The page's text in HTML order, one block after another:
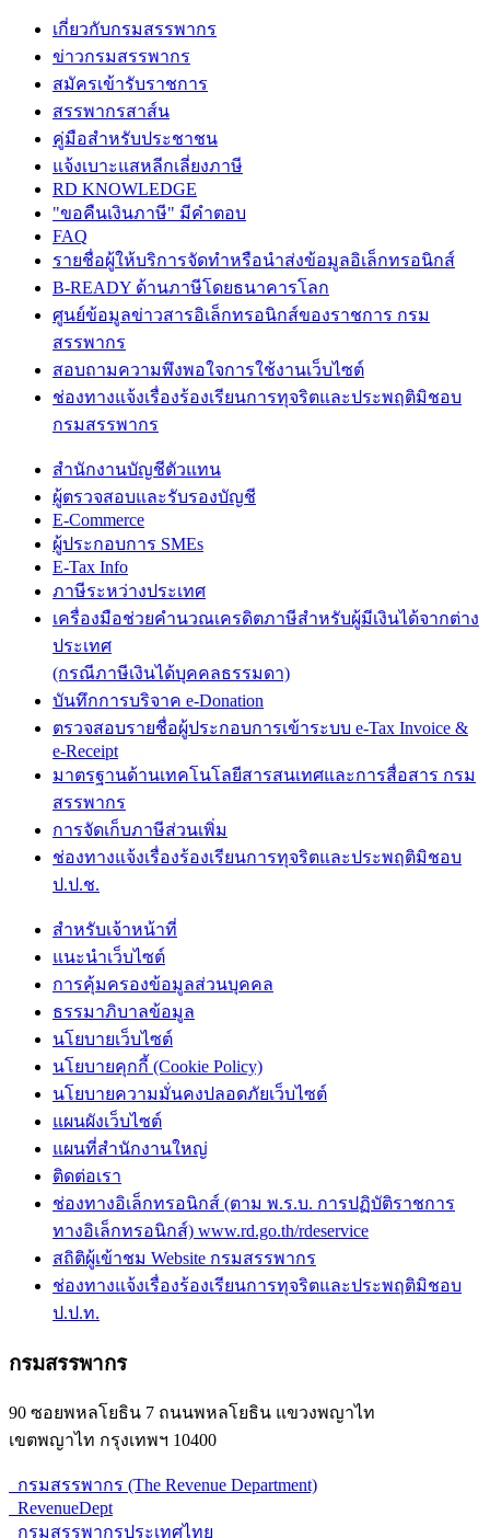
เกี่ยวกับกรมสรรพากร
ข่าวกรมสรรพากร
สมัครเข้ารับราชการ
สรรพากรสาส์น
คู่มือสำหรับประชาชน
แจ้งเบาะแสหลีกเลี่ยงภาษี
RD KNOWLEDGE
"ขอคืนเงินภาษี" มีคำตอบ
FAQ
รายชื่อผู้ให้บริการจัดทำหรือนำส่งข้อมูลอิเล็กทรอนิกส์
B-READY ด้านภาษีโดยธนาคารโลก
ศูนย์ข้อมูลข่าวสารอิเล็กทรอนิกส์ของราชการ กรม
สรรพากร
สอบถามความพึงพอใจการใช้งานเว็บไซต์
ช่องทางแจ้งเรื่องร้องเรียนการทุจริตและประพฤติมิชอบ
กรมสรรพากร
สำนักงานบัญชีตัวแทน
ผู้ตรวจสอบและรับรองบัญชี
E-Commerce
ผู้ประกอบการ SMEs
E-Tax Info
ภาษีระหว่างประเทศ
เครื่องมือช่วยคำนวณเครดิตภาษีสำหรับผู้มีเงินได้จากต่าง
ประเทศ
(กรณีภาษีเงินได้บุคคลธรรมดา)
บันทึกการบริจาค e-Donation
ตรวจสอบรายชื่อผู้ประกอบการเข้าระบบ e-Tax Invoice &
e-Receipt
มาตรฐานด้านเทคโนโลยีสารสนเทศและการสื่อสาร กรม
สรรพากร
การจัดเก็บภาษีส่วนเพิ่ม
ช่องทางแจ้งเรื่องร้องเรียนการทุจริตและประพฤติมิชอบ
ป.ป.ช.
สำหรับเจ้าหน้าที่
แนะนำเว็บไซต์
การคุ้มครองข้อมูลส่วนบุคคล
ธรรมาภิบาลข้อมูล
นโยบายเว็บไซต์
นโยบายคุกกี้ (Cookie Policy)
นโยบายความมั่นคงปลอดภัยเว็บไซต์
แผนผังเว็บไซต์
แผนที่สำนักงานใหญ่
ติดต่อเรา
ช่องทางอิเล็กทรอนิกส์ (ตาม พ.ร.บ. การปฏิบัติราชการ
ทางอิเล็กทรอนิกส์) www.rd.go.th/rdeservice
สถิติผู้เข้าชม Website กรมสรรพากร
ช่องทางแจ้งเรื่องร้องเรียนการทุจริตและประพฤติมิชอบ
ป.ป.ท.
กรมสรรพากร
90 ซอยพหลโยธิน 7 ถนนพหลโยธิน แขวงพญาไท
เขตพญาไท กรุงเทพฯ 10400
กรมสรรพากร (The Revenue Department)
RevenueDept
กรมสรรพากรประเทศไทย